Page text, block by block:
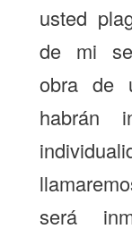
usted
de mi
obra de
habrán
será